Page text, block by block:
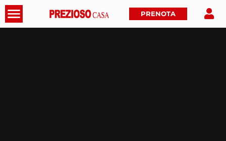
PRENOTA